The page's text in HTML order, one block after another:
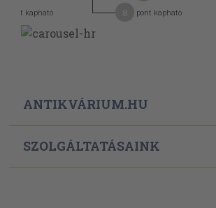
pont kapható pont kapható
ANTIKVÁRIUM.HU
SZOLGÁLTATÁSAINK